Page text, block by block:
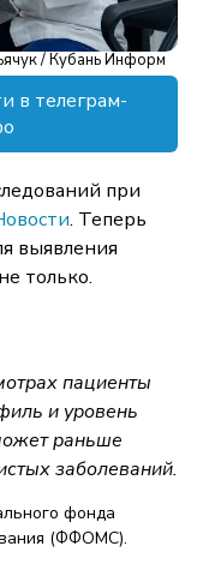
/ Кубань Информ
в телеграм-
при
. Теперь
выявления
только.
пациенты
и уровень
раньше
заболеваний.
фонда
(ФФОМС).